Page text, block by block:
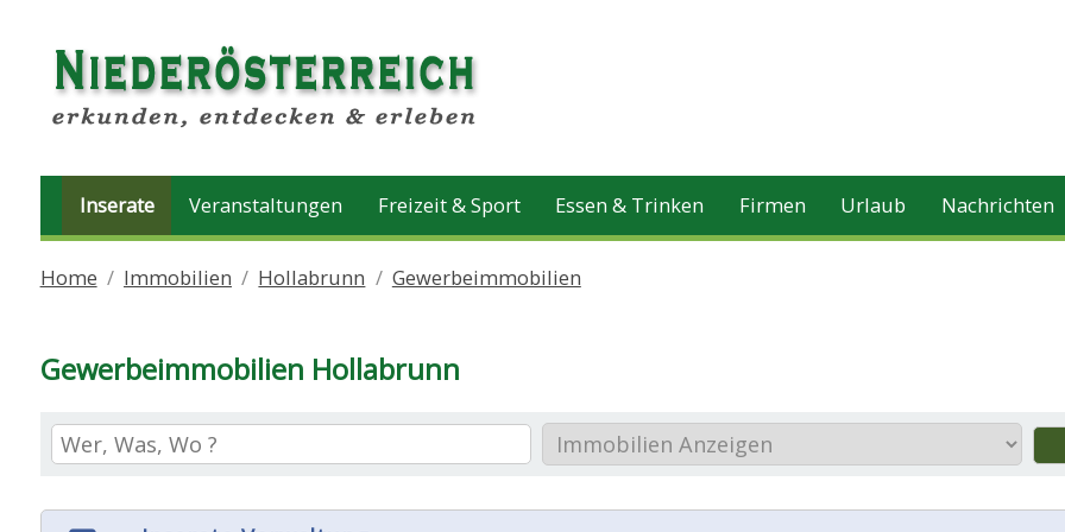
Inserate Veranstaltungen Freizeit & Sport Essen & Trinken Firmen Urlaub Nachrichten
Home Immobilien Hollabrunn Gewerbeimmobilien
Gewerbeimmobilien Hollabrunn